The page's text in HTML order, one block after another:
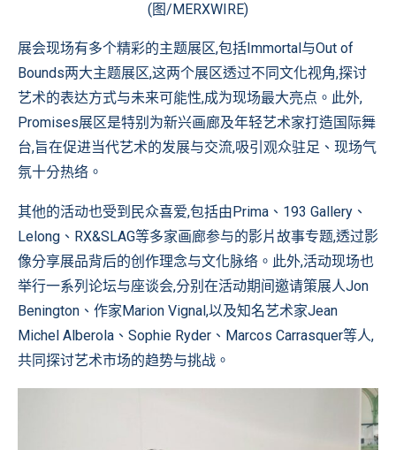
(图/MERXWIRE)
展会现场有多个精彩的主题展区,包括Immortal与Out of
Bounds两大主题展区,这两个展区透过不同文化视角,探讨
艺术的表达方式与未来可能性,成为现场最大亮点。此外,
Promises展区是特别为新兴画廊及年轻艺术家打造国际舞
台,旨在促进当代艺术的发展与交流,吸引观众驻足、现场气
氛十分热络。
其他的活动也受到民众喜爱,包括由Prima、193 Gallery、
Lelong、RX&SLAG等多家画廊参与的影片故事专题,透过影
像分享展品背后的创作理念与文化脉络。此外,活动现场也
举行一系列论坛与座谈会,分别在活动期间邀请策展人Jon
Benington、作家Marion Vignal,以及知名艺术家Jean
Michel Alberola、Sophie Ryder、Marcos Carrasquer等人,
共同探讨艺术市场的趋势与挑战。